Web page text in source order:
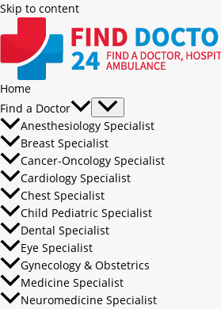
Skip to content
Home
Find a Doctor
Anesthesiology Specialist
Breast Specialist
Cancer-Oncology Specialist
Cardiology Specialist
Chest Specialist
Child Pediatric Specialist
Dental Specialist
Eye Specialist
Gynecology & Obstetrics
Medicine Specialist
Neuromedicine Specialist